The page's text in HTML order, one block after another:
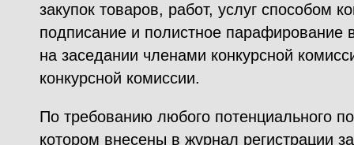
закупок товаров, работ, услуг способом
подписание и полистное парафирование
на заседании членами конкурсной
конкурсной комиссии.
По требованию любого потенциального
котором внесены в журнал регистрации